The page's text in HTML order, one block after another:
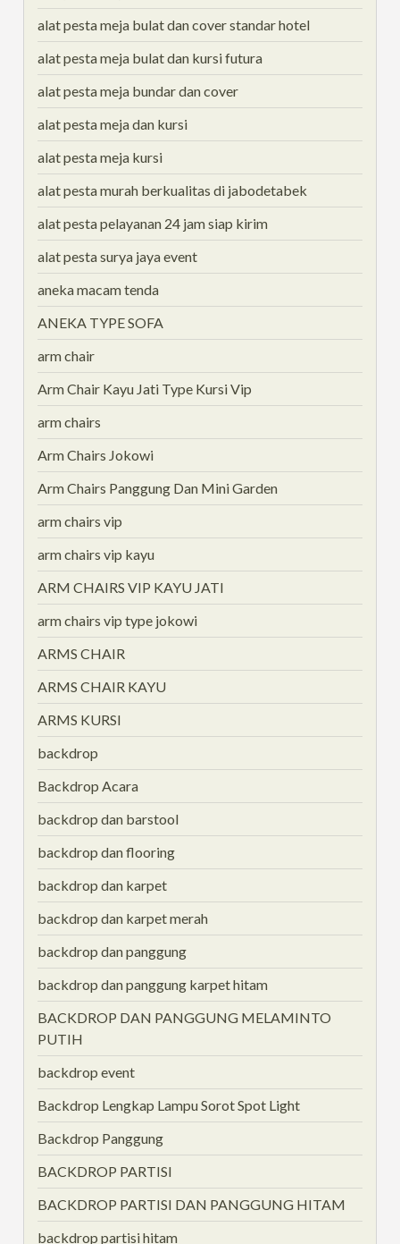
alat pesta meja bulat dan cover standar hotel
alat pesta meja bulat dan kursi futura
alat pesta meja bundar dan cover
alat pesta meja dan kursi
alat pesta meja kursi
alat pesta murah berkualitas di jabodetabek
alat pesta pelayanan 24 jam siap kirim
alat pesta surya jaya event
aneka macam tenda
ANEKA TYPE SOFA
arm chair
Arm Chair Kayu Jati Type Kursi Vip
arm chairs
Arm Chairs Jokowi
Arm Chairs Panggung Dan Mini Garden
arm chairs vip
arm chairs vip kayu
ARM CHAIRS VIP KAYU JATI
arm chairs vip type jokowi
ARMS CHAIR
ARMS CHAIR KAYU
ARMS KURSI
backdrop
Backdrop Acara
backdrop dan barstool
backdrop dan flooring
backdrop dan karpet
backdrop dan karpet merah
backdrop dan panggung
backdrop dan panggung karpet hitam
BACKDROP DAN PANGGUNG MELAMINTO
PUTIH
backdrop event
Backdrop Lengkap Lampu Sorot Spot Light
Backdrop Panggung
BACKDROP PARTISI
BACKDROP PARTISI DAN PANGGUNG HITAM
backdrop partisi hitam